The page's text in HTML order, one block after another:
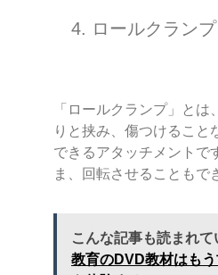
4. ロールクランプ
「ロールクランプ」と
りと挟み、傷つけること
できるアタッチメントで
ま、回転させることもで
こんな記事も読まれて
教育のDVD教材はも